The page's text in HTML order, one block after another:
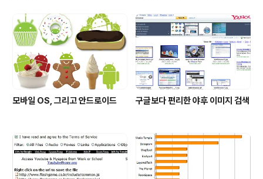
모바일 OS, 그리고 안드로이드 구글보다 편리한 야후 이미지 검색